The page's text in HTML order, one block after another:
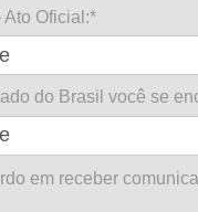
Oficial:*
do Brasil você se
em receber